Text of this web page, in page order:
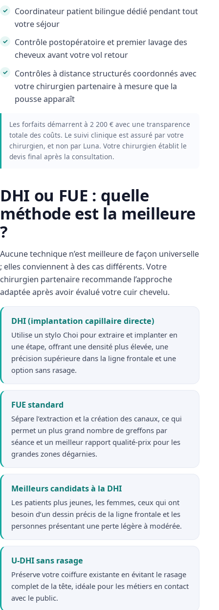
Coordinateur patient bilingue dédié pendant tout
votre séjour
Contrôle postopératoire et premier lavage des
cheveux avant votre vol retour
Contrôles à distance structurés coordonnés avec
votre chirurgien partenaire à mesure que la
pousse apparaît
Les forfaits démarrent à 2 200 € avec une transparence
totale des coûts. Le suivi clinique est assuré par votre
chirurgien, et non par Luna. Votre chirurgien établit le
devis final après la consultation.
DHI ou FUE : quelle
méthode est la meilleure
?
Aucune technique n’est meilleure de façon universelle
; elles conviennent à des cas différents. Votre
chirurgien partenaire recommande l’approche
adaptée après avoir évalué votre cuir chevelu.
DHI (implantation capillaire directe)
Utilise un stylo Choi pour extraire et implanter en
une étape, offrant une densité plus élevée, une
précision supérieure dans la ligne frontale et une
option sans rasage.
FUE standard
Sépare l’extraction et la création des canaux, ce qui
permet un plus grand nombre de greffons par
séance et un meilleur rapport qualité-prix pour les
grandes zones dégarnies.
Meilleurs candidats à la DHI
Les patients plus jeunes, les femmes, ceux qui ont
besoin d’un dessin précis de la ligne frontale et les
personnes présentant une perte légère à modérée.
U-DHI sans rasage
Préserve votre coiffure existante en évitant le rasage
complet de la tête, idéale pour les métiers en contact
avec le public.